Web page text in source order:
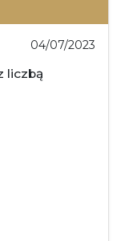
04/07/2023
liczbą